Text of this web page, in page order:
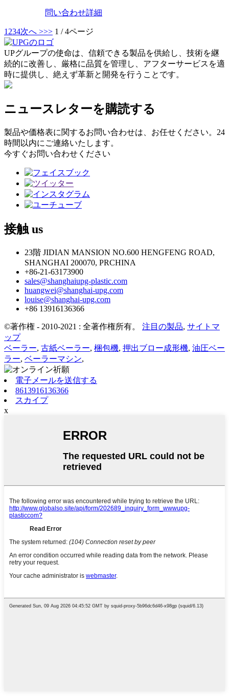
問い合わせ詳細
1 234次へ >>> 1 / 4ページ
UPグループの使命は、信頼できる製品を供給し、技術を継
続的に改善し、厳格に品質を管理し、アフターサービスを適
時に提供し、絶えず革新と開発を行うことです。
ニュースレターを購読する
製品や価格表に関するお問い合わせは、お任せください。24
時間以内にご連絡いたします。
今すぐお問い合わせください
接触 us
23階 JIDIAN MANSION NO.600 HENGFENG ROAD,
SHANGHAI 200070, PRCHINA
+86-21-63173900
sales@shanghaiupg-plastic.com
huangwei@shanghai-upg.com
louise@shanghai-upg.com
+86 13916136366
©著作権 - 2010-2021 : 全著作権所有。 注目の製品, サイトマ
ップ
ベーラー, 古紙ベーラー, 梱包機, 押出ブロー成形機, 油圧ベー
ラー, ベーラーマシン,
電子メールを送信する
8613916136366
スカイプ
x